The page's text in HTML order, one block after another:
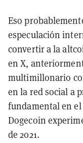
Eso
especulación
convertir a la
en X,
multimillonario
en la red social a
fundamental en el
Dogecoin
de 2021.